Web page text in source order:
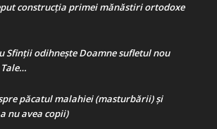
construcţia primei mănăstiri ortodoxe
Sfinții odihnește Doamne sufletul nou
păcatul malahiei (masturbării) şi
nu avea copii)